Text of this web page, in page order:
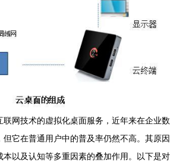
网技术的虚拟化桌面服务，近年来在企业数
它在普通用户中的普及率仍然不高。其原因
以及认知等多重因素的叠加作用。以下是对